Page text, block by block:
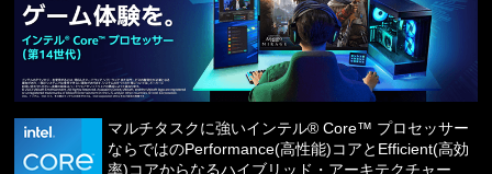
マルチタスクに強いインテル® Core™ プロセッサー
ならではのPerformance(高性能)コアとEfficient(高効
率)コアからなるハイブリッド・アーキテクチャー